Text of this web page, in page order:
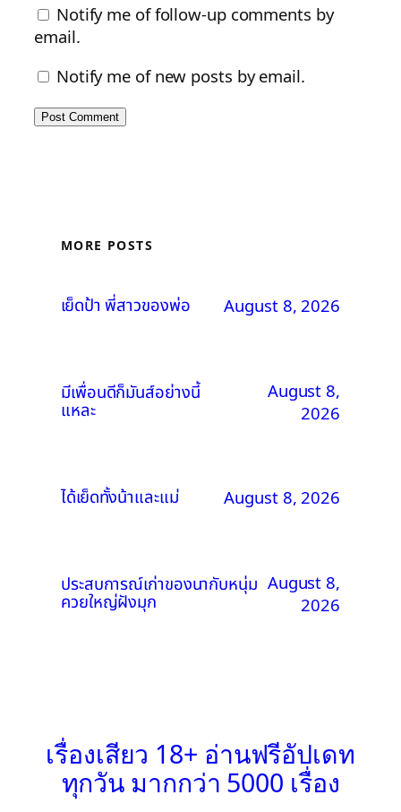
Notify me of follow-up comments by
email.
Notify me of new posts by email.
MORE POSTS
เย็ดป้า พี่สาวของพ่อ August 8, 2026
มีเพื่อนดีก็มันส์อย่างนี้
แหละ
August 8,
2026
ได้เย็ดทั้งน้าและแม่ August 8, 2026
ประสบการณ์เก่าของนากับหนุ่ม
ควยใหญ่ฝังมุก
August 8,
2026
เรื่องเสียว 18+ อ่านฟรีอัปเดท
ทุกวัน มากกว่า 5000 เรื่อง